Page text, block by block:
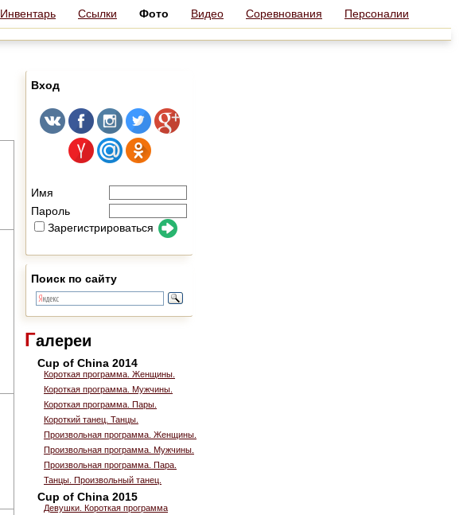
Инвентарь Ссылки Фото Видео Соревнования Персоналии
Вход
Имя
Пароль
Зарегистрироваться
Поиск по сайту
Галереи
Cup of China 2014
Короткая программа. Женщины.
Короткая программа. Мужчины.
Короткая программа. Пары.
Короткий танец. Танцы.
Произвольная программа. Женщины.
Произвольная программа. Мужчины.
Произвольная программа. Пара.
Танцы. Произвольный танец.
Cup of China 2015
Девушки. Короткая программа